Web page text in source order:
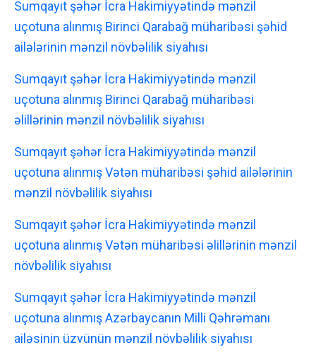
Sumqayıt şəhər İcra Hakimiyyətində mənzil
uçotuna alınmış Birinci Qarabağ müharibəsi şəhid
ailələrinin mənzil növbəlilik siyahısı
Sumqayıt şəhər İcra Hakimiyyətində mənzil
uçotuna alınmış Birinci Qarabağ müharibəsi
əlillərinin mənzil növbəlilik siyahısı
Sumqayıt şəhər İcra Hakimiyyətində mənzil
uçotuna alınmış Vətən müharibəsi şəhid ailələrinin
mənzil növbəlilik siyahısı
Sumqayıt şəhər İcra Hakimiyyətində mənzil
uçotuna alınmış Vətən müharibəsi əlillərinin mənzil
növbəlilik siyahısı
Sumqayıt şəhər İcra Hakimiyyətində mənzil
uçotuna alınmış Azərbaycanın Milli Qəhrəmanı
ailəsinin üzvünün mənzil növbəlilik siyahısı